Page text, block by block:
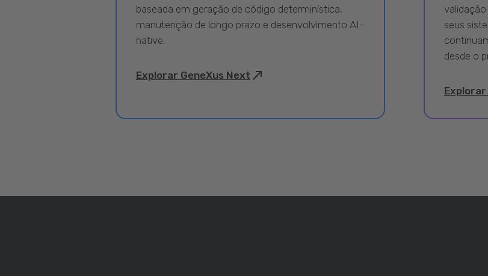
baseada em geração de código determinística,
manutenção de longo prazo e desenvolvimento AI-
native.
Explorar GeneXus Next
seus
desde o
Explorar